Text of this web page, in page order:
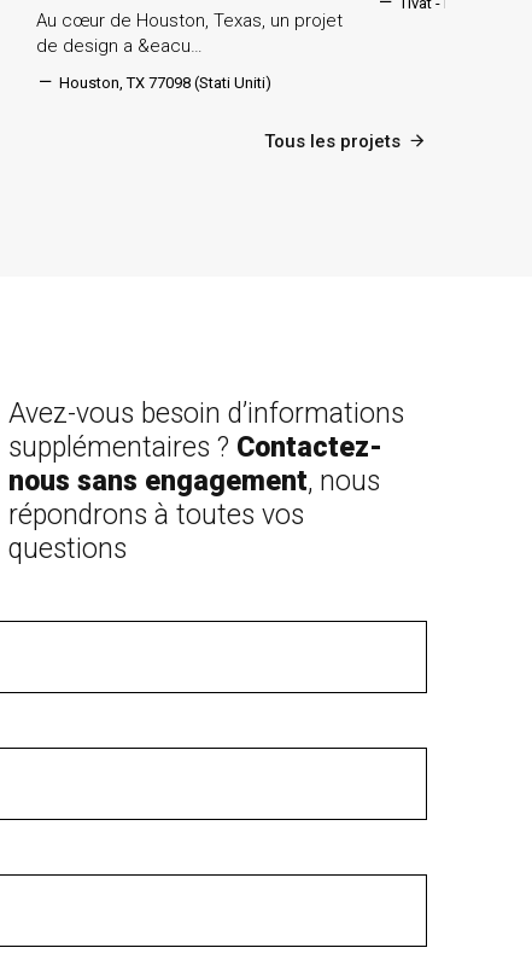
Au cœur de Houston, Texas, un projet
de design a &eacu…
Houston, TX 77098 (Stati Uniti)
Tous les projets
Avez-vous besoin d’informations
supplémentaires ? Contactez-
nous sans engagement, nous
répondrons à toutes vos
questions